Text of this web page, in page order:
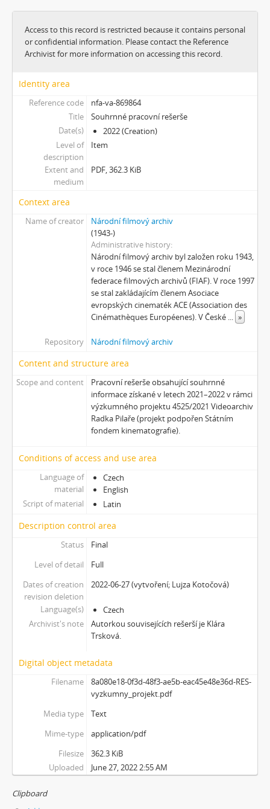
[Subseries] O velikosti významu
[Subseries] Bílá skála
[Subseries] Hortvs Winariencis Mayrav
[Subseries] Marienbad
[Subseries] Tvář
[Subseries] Kontrasty života
[Subseries] Kosmické turbulence
[Subseries] Cosmos – Křižíkova fontána
Access to this record is restricted because it contains personal
or confidential information. Please contact the Reference
Archivist for more information on accessing this record.
Identity area
Reference code
nfa-va-869864
Title
Souhrnné pracovní rešerše
Date(s)
2022 (Creation)
Level of
description
Item
Extent and
medium
PDF, 362.3 KiB
Context area
Name of creator
Národní filmový archiv
(1943-)
Administrative history
Národní filmový archiv byl založen roku 1943,
v roce 1946 se stal členem Mezinárodní
federace filmových archivů (FIAF). V roce 1997
se stal zakládajícím členem Asociace
evropských cinematék ACE (Association des
Cinémathèques Européenes). V České ... »
Repository Národní filmový archiv
Content and structure area
Scope and content
Pracovní rešerše obsahující souhrnné
informace získané v letech 2021–2022 v rámci
výzkumného projektu 4525/2021 Videoarchiv
Radka Pilaře (projekt podpořen Státním
fondem kinematografie).
Conditions of access and use area
Language of
material
Czech
English
Script of material
Latin
Description control area
Status
Final
Level of detail
Full
Dates of creation
revision deletion
2022-06-27 (vytvoření; Lujza Kotočová)
Language(s)
Czech
Archivist's note
Autorkou souvisejících rešerší je Klára
Trsková.
Digital object metadata
Filename
8a080e18-0f3d-48f3-ae5b-eac45e48e36d-RES-
vyzkumny_projekt.pdf
Media type
Text
Mime-type
application/pdf
Filesize
362.3 KiB
Uploaded
June 27, 2022 2:55 AM
Clipboard